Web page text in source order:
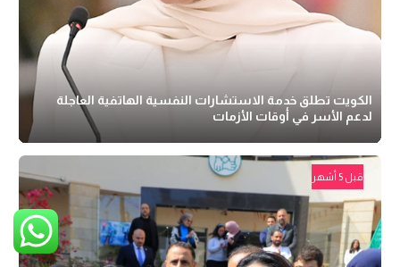
الكويت تطلق خدمة الاستشارات النفسية الهاتفية العاجلة
لدعم الأسر في أوقات الأزمات
قبل 5 أشهر